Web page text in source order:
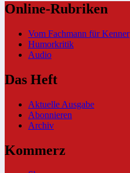
Online-Rubriken
Vom Fachmann für Kenner
Humorkritik
Audio
Das Heft
Aktuelle Ausgabe
Abonnieren
Archiv
Kommerz